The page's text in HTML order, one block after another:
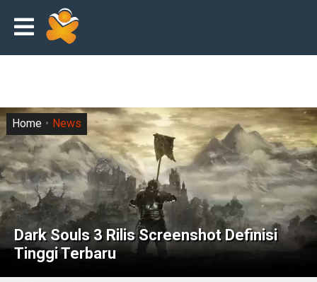
Dark Souls 3 Rilis Screenshot Definisi
Tinggi Terbaru
Home News